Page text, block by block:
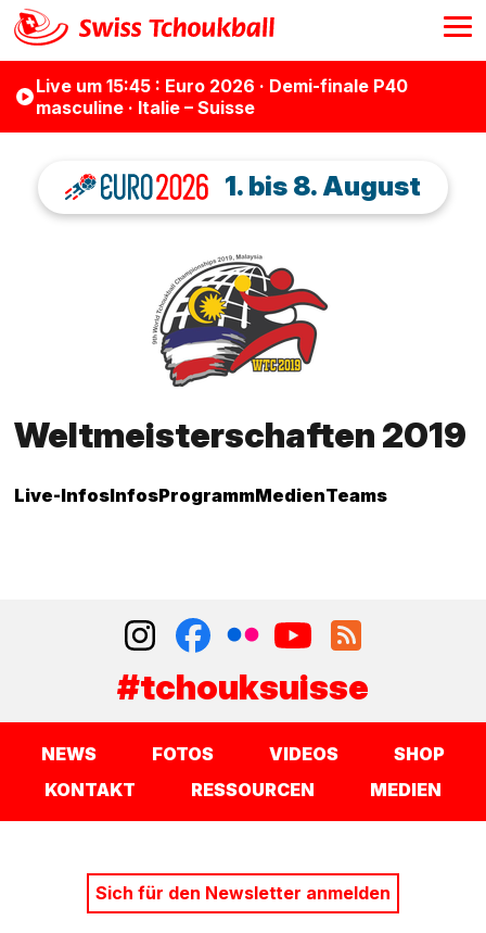
Live um 15:45: Euro 2026 · Demi-finale P40
masculine · Italie – Suisse
1. bis 8. August
Weltmeisterschaften 2019
Live-InfosInfosProgrammMedienTeams
#tchouksuisse
NEWS FOTOS VIDEOS
SHOP
KONTAKT
RESSOURCEN MEDIEN
Sich für den Newsletter anmelden